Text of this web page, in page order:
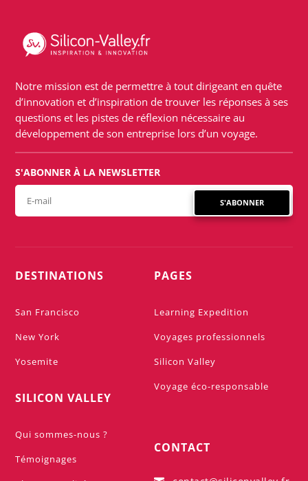
Notre mission est de permettre à tout dirigeant en quête
d’innovation et d’inspiration de trouver les réponses à ses
questions et les pistes de réflexion nécessaire au
développement de son entreprise lors d’un voyage.
S'ABONNER À LA NEWSLETTER
S'ABONNER
DESTINATIONS
San Francisco
New York
Yosemite
SILICON VALLEY
Qui sommes-nous ?
Témoignages
PAGES
Learning Expedition
Voyages professionnels
Silicon Valley
Voyage éco-responsable
CONTACT